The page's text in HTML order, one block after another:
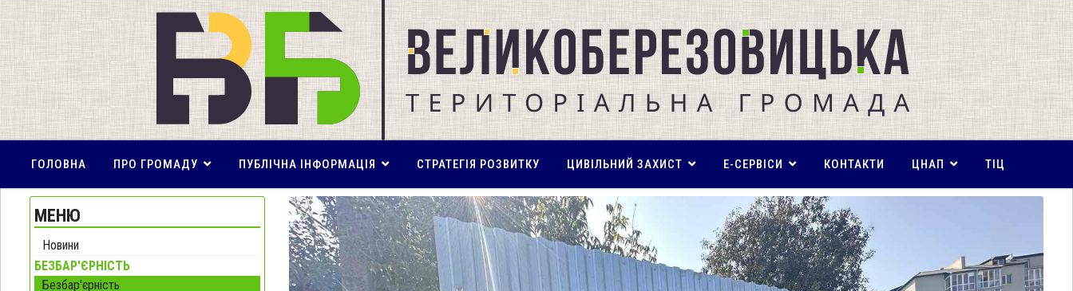
ГОЛОВНА ПРО ГРОМАДУ ПУБЛІЧНА ІНФОРМАЦІЯ СТРАТЕГІЯ РОЗВИТКУ ЦИВІЛЬНИЙ ЗАХИСТ E-СЕРВІСИ КОНТАКТИ ЦНАП ТІЦ
МЕНЮ
Новини
БЕЗБАР'ЄРНІСТЬ
Безбар'єрність